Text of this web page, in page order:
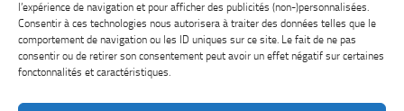
l’expérience de navigation et pour afficher des publicités (non-)personnalisées.
Consentir à ces technologies nous autorisera à traiter des données telles que le
comportement de navigation ou les ID uniques sur ce site. Le fait de ne pas
consentir ou de retirer son consentement peut avoir un effet négatif sur certaines
fonctonnalités et caractéristiques.